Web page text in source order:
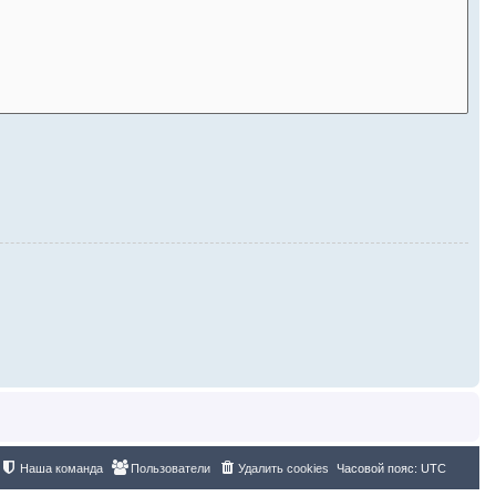
Часовой пояс: UTC
Удалить cookies
Пользователи
Наша команда